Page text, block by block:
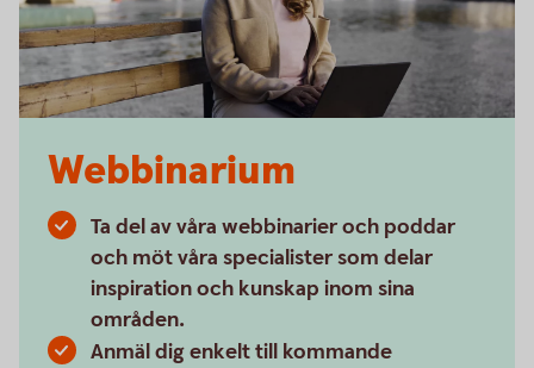
Webbinarium
Ta del av våra webbinarier och poddar
och möt våra specialister som delar
inspiration och kunskap inom sina
områden.
Anmäl dig enkelt till kommande